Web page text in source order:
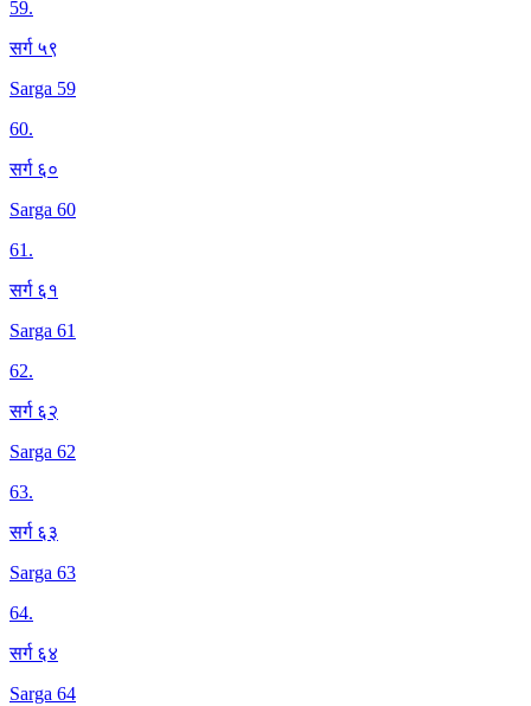
59.
सर्ग ५९
Sarga 59
60.
सर्ग ६०
Sarga 60
61.
सर्ग ६१
Sarga 61
62.
सर्ग ६२
Sarga 62
63.
सर्ग ६३
Sarga 63
64.
सर्ग ६४
Sarga 64